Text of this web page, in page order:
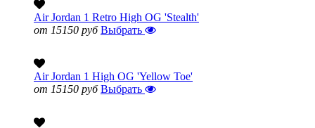
Air Jordan 1 Retro High OG 'Stealth'
от 15150 руб Выбрать
Air Jordan 1 High OG 'Yellow Toe'
от 15150 руб Выбрать